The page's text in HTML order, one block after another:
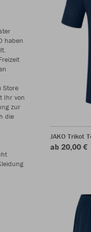
haben
Store
Ihr von
zur
die
JAKO Trikot
ab 20,00 €